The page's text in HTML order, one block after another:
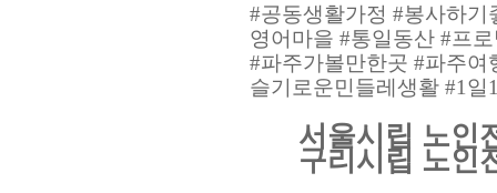
#공동생활가정 #봉사하기
영어마을 #통일동산 #프
#파주가볼만한곳 #파주여
슬기로운민들레생활 #1 일
서울시립 노인
구리시립 노인